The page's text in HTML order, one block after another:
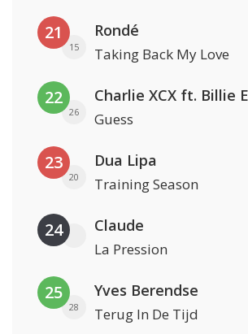
21
15
Rondé
Taking Back My Love
22
26
Charlie XCX ft. Billie
Guess
23
20
Dua Lipa
Training Season
24 Claude
La Pression
25
28
Yves Berendse
Terug In De Tijd